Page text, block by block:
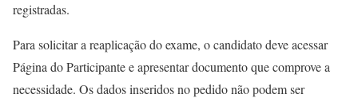
registradas.
Para solicitar a reaplicação do exame, o candidato deve acessar
Página do Participante e apresentar documento que comprove a
necessidade. Os dados inseridos no pedido não podem ser